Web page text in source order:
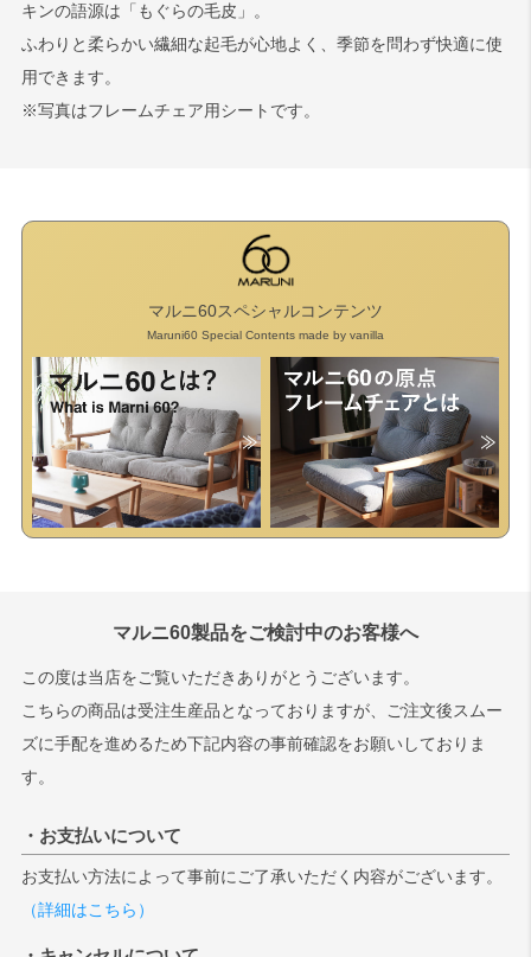
キンの語源は「もぐらの毛皮」。
ふわりと柔らかい繊細な起毛が心地よく、季節を問わず快適に使
用できます。
※写真はフレームチェア用シートです。
マルニ60スペシャルコンテンツ
Maruni60 Special Contents made by vanilla
マルニ60製品をご検討中のお客様へ
この度は当店をご覧いただきありがとうございます。
こちらの商品は受注生産品となっておりますが、ご注文後スムー
ズに手配を進めるため下記内容の事前確認をお願いしておりま
す。
・お支払いについて
お支払い方法によって事前にご了承いただく内容がございます。
（詳細はこちら）